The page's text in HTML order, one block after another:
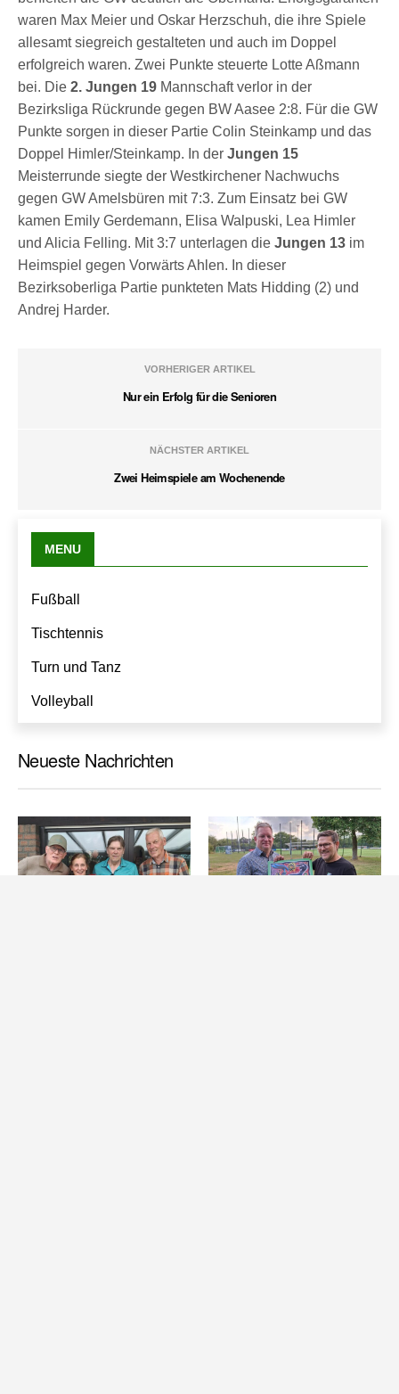
waren Max Meier und Oskar Herzschuh, die ihre Spiele
allesamt siegreich gestalteten und auch im Doppel
erfolgreich waren. Zwei Punkte steuerte Lotte Aßmann
bei. Die2. Jungen 19 Mannschaft verlor in der
Bezirksliga Rückrunde gegen BW Aasee 2:8. Für die GW
Punkte sorgen in dieser Partie Colin Steinkamp und das
Doppel Himler/Steinkamp. In derJungen 15
Meisterrunde siegte der Westkirchener Nachwuchs
gegen GW Amelsbüren mit 7:3. Zum Einsatz bei GW
kamen Emily Gerdemann, Elisa Walpuski, Lea Himler
und Alicia Felling. Mit 3:7 unterlagen dieJungen 13 im
Heimspiel gegen Vorwärts Ahlen. In dieser
Bezirksoberliga Partie punkteten Mats Hidding (2) und
Andrej Harder.
VORHERIGER ARTIKEL
Nur ein Erfolg für die Senioren
NÄCHSTER ARTIKEL
Zwei Heimspiele am Wochenende
MENU
Fußball
Tischtennis
Turn und Tanz
Volleyball
Neueste Nachrichten